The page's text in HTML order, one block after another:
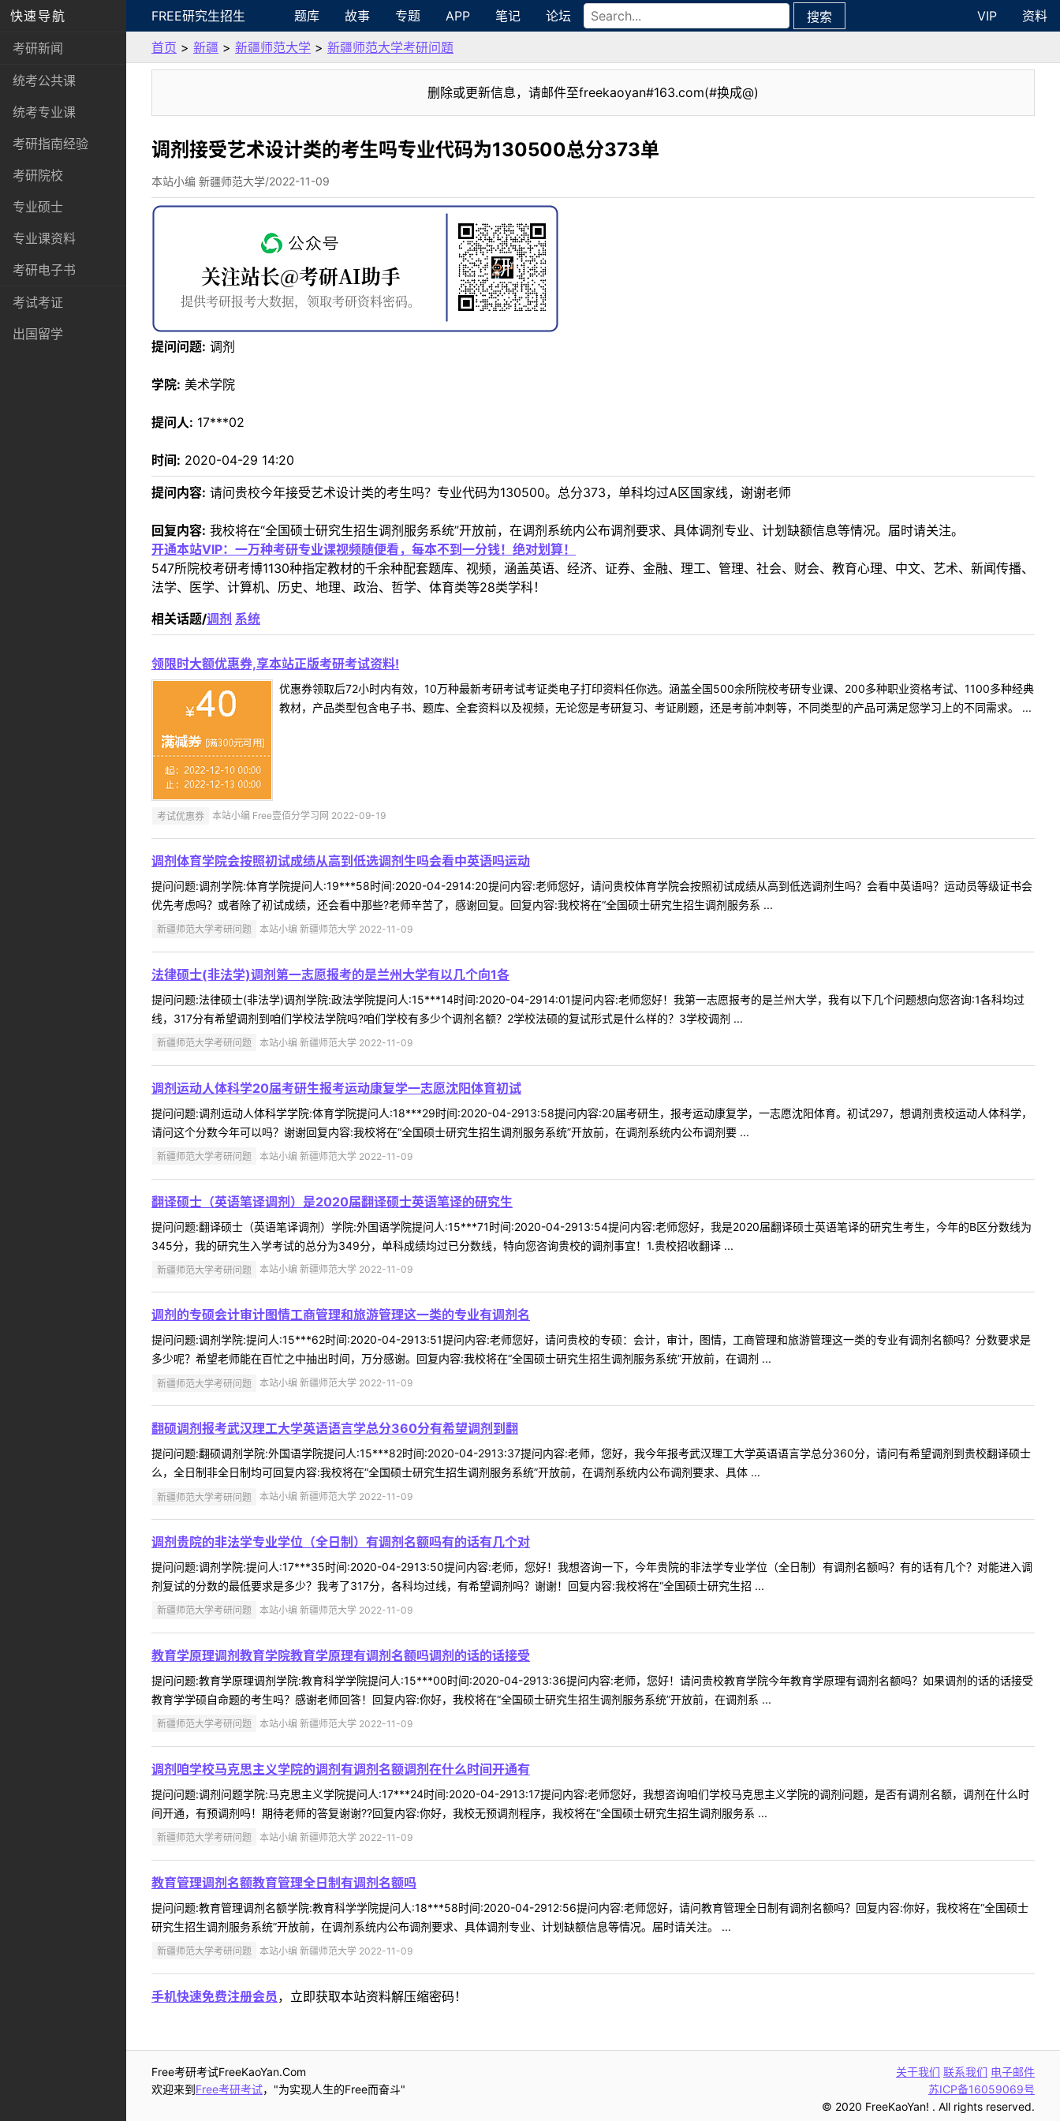
快速导航
考研新闻
统考公共课
统考专业课
考研指南经验
考研院校
专业硕士
专业课资料
考研电子书
考试考证
出国留学
FREE研究生招生 题库 故事 专题 APP 笔记 论坛 搜索 VIP
资料
首页 > 新疆 > 新疆师范大学 > 新疆师范大学考研问题
删除或更新信息，请邮件至freekaoyan#163.com(#换成@)
调剂接受艺术设计类的考生吗专业代码为130500总分373单
本站小编 新疆师范大学/2022-11-09
提问问题: 调剂
学院: 美术学院
提问人: 17***02
时间: 2020-04-29 14:20
提问内容: 请问贵校今年接受艺术设计类的考生吗？专业代码为130500。总分373，单科均过A区国家线，谢谢老师
回复内容: 我校将在“全国硕士研究生招生调剂服务系统”开放前，在调剂系统内公布调剂要求、具体调剂专业、计划缺额信息等情况。届时请关注。
开通本站VIP：一万种考研专业课视频随便看，每本不到一分钱！绝对划算！
547所院校考研考博1130种指定教材的千余种配套题库、视频，涵盖英语、经济、证券、金融、理工、管理、社会、财会、教育心理、中文、艺术、新闻传播、
法学、医学、计算机、历史、地理、政治、哲学、体育类等28类学科！
相关话题/调剂 系统
领限时大额优惠券,享本站正版考研考试资料!
优惠券领取后72小时内有效，10万种最新考研考试考证类电子打印资料任你选。涵盖全国500余所院校考研专业课、200多种职业资格考试、1100多种经典
教材，产品类型包含电子书、题库、全套资料以及视频，无论您是考研复习、考证刷题，还是考前冲刺等，不同类型的产品可满足您学习上的不同需求。 ...
考试优惠券 本站小编 Free壹佰分学习网 2022-09-19
调剂体育学院会按照初试成绩从高到低选调剂生吗会看中英语吗运动
提问问题:调剂学院:体育学院提问人:19***58时间:2020-04-2914:20提问内容:老师您好，请问贵校体育学院会按照初试成绩从高到低选调剂生吗？会看中英语吗？运动员等级证书会
优先考虑吗？或者除了初试成绩，还会看中那些?老师辛苦了，感谢回复。回复内容:我校将在“全国硕士研究生招生调剂服务系 ...
新疆师范大学考研问题 本站小编 新疆师范大学 2022-11-09
法律硕士(非法学)调剂第一志愿报考的是兰州大学有以几个向1各
提问问题:法律硕士(非法学)调剂学院:政法学院提问人:15***14时间:2020-04-2914:01提问内容:老师您好！我第一志愿报考的是兰州大学，我有以下几个问题想向您咨询:1各科均过
线，317分有希望调剂到咱们学校法学院吗?咱们学校有多少个调剂名额？2学校法硕的复试形式是什么样的？3学校调剂 ...
新疆师范大学考研问题 本站小编 新疆师范大学 2022-11-09
调剂运动人体科学20届考研生报考运动康复学一志愿沈阳体育初试
提问问题:调剂运动人体科学学院:体育学院提问人:18***29时间:2020-04-2913:58提问内容:20届考研生，报考运动康复学，一志愿沈阳体育。初试297，想调剂贵校运动人体科学，
请问这个分数今年可以吗？谢谢回复内容:我校将在“全国硕士研究生招生调剂服务系统”开放前，在调剂系统内公布调剂要 ...
新疆师范大学考研问题 本站小编 新疆师范大学 2022-11-09
翻译硕士（英语笔译调剂）是2020届翻译硕士英语笔译的研究生
提问问题:翻译硕士（英语笔译调剂）学院:外国语学院提问人:15***71时间:2020-04-2913:54提问内容:老师您好，我是2020届翻译硕士英语笔译的研究生考生，今年的B区分数线为
345分，我的研究生入学考试的总分为349分，单科成绩均过已分数线，特向您咨询贵校的调剂事宜！1.贵校招收翻译 ...
新疆师范大学考研问题 本站小编 新疆师范大学 2022-11-09
调剂的专硕会计审计图情工商管理和旅游管理这一类的专业有调剂名
提问问题:调剂学院:提问人:15***62时间:2020-04-2913:51提问内容:老师您好，请问贵校的专硕：会计，审计，图情，工商管理和旅游管理这一类的专业有调剂名额吗？分数要求是
多少呢？希望老师能在百忙之中抽出时间，万分感谢。回复内容:我校将在“全国硕士研究生招生调剂服务系统”开放前，在调剂 ...
新疆师范大学考研问题 本站小编 新疆师范大学 2022-11-09
翻硕调剂报考武汉理工大学英语语言学总分360分有希望调剂到翻
提问问题:翻硕调剂学院:外国语学院提问人:15***82时间:2020-04-2913:37提问内容:老师，您好，我今年报考武汉理工大学英语语言学总分360分，请问有希望调剂到贵校翻译硕士
么，全日制非全日制均可回复内容:我校将在“全国硕士研究生招生调剂服务系统”开放前，在调剂系统内公布调剂要求、具体 ...
新疆师范大学考研问题 本站小编 新疆师范大学 2022-11-09
调剂贵院的非法学专业学位（全日制）有调剂名额吗有的话有几个对
提问问题:调剂学院:提问人:17***35时间:2020-04-2913:50提问内容:老师，您好！我想咨询一下，今年贵院的非法学专业学位（全日制）有调剂名额吗？有的话有几个？对能进入调
剂复试的分数的最低要求是多少？我考了317分，各科均过线，有希望调剂吗？谢谢！回复内容:我校将在“全国硕士研究生招 ...
新疆师范大学考研问题 本站小编 新疆师范大学 2022-11-09
教育学原理调剂教育学院教育学原理有调剂名额吗调剂的话的话接受
提问问题:教育学原理调剂学院:教育科学学院提问人:15***00时间:2020-04-2913:36提问内容:老师，您好！请问贵校教育学院今年教育学原理有调剂名额吗？如果调剂的话的话接受
教育学学硕自命题的考生吗？感谢老师回答！回复内容:你好，我校将在“全国硕士研究生招生调剂服务系统”开放前，在调剂系 ...
新疆师范大学考研问题 本站小编 新疆师范大学 2022-11-09
调剂咱学校马克思主义学院的调剂有调剂名额调剂在什么时间开通有
提问问题:调剂问题学院:马克思主义学院提问人:17***24时间:2020-04-2913:17提问内容:老师您好，我想咨询咱们学校马克思主义学院的调剂问题，是否有调剂名额，调剂在什么时
间开通，有预调剂吗！期待老师的答复谢谢??回复内容:你好，我校无预调剂程序，我校将在“全国硕士研究生招生调剂服务系 ...
新疆师范大学考研问题 本站小编 新疆师范大学 2022-11-09
教育管理调剂名额教育管理全日制有调剂名额吗
提问问题:教育管理调剂名额学院:教育科学学院提问人:18***58时间:2020-04-2912:56提问内容:老师您好，请问教育管理全日制有调剂名额吗？回复内容:你好，我校将在“全国硕士
研究生招生调剂服务系统”开放前，在调剂系统内公布调剂要求、具体调剂专业、计划缺额信息等情况。届时请关注。 ...
新疆师范大学考研问题 本站小编 新疆师范大学 2022-11-09
手机快速免费注册会员 ，立即获取本站资料解压缩密码！
Free考研考试FreeKaoYan.Com
欢迎来到Free考研考试，"为实现人生的Free而奋斗"
关于我们 联系我们 电子邮件
苏ICP备16059069号
© 2020 FreeKaoYan! . All rights reserved.